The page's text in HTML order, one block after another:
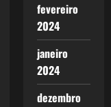
fevereiro
2024
janeiro
2024
dezembro